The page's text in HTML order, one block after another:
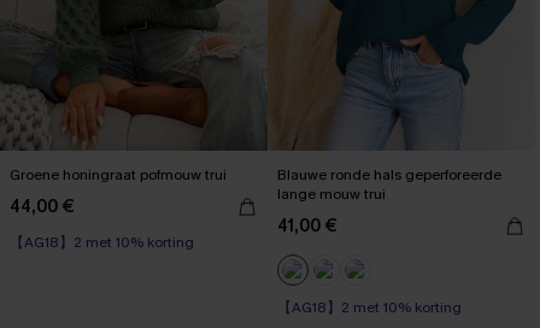
Groene honingraat pofmouw trui
44,00 €
【AG18】2 met 10% korting
Blauwe ronde hals geperforeerde
lange mouw trui
41,00 €
【AG18】2 met 10% korting